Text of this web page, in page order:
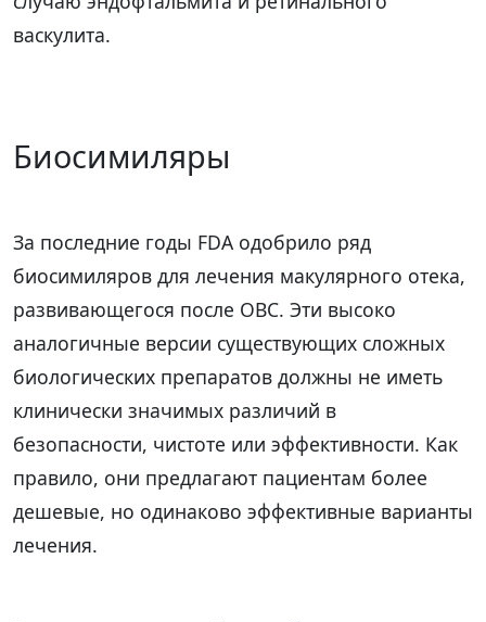
васкулита.
Биосимиляры
За последние годы FDA одобрило ряд
биосимиляров для лечения макулярного отека,
развивающегося после ОВС. Эти высоко
аналогичные версии существующих сложных
биологических препаратов должны не иметь
клинически значимых различий в
безопасности, чистоте или эффективности. Как
правило, они предлагают пациентам более
дешевые, но одинаково эффективные варианты
лечения.